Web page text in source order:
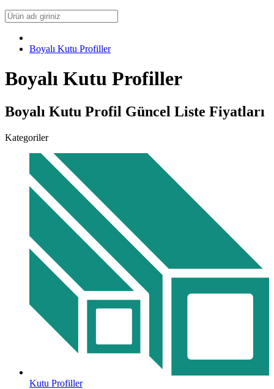
Boyalı Kutu Profiller
Boyalı Kutu Profiller
Boyalı Kutu Profil Güncel Liste Fiyatları
Kategoriler
Kutu Profiller